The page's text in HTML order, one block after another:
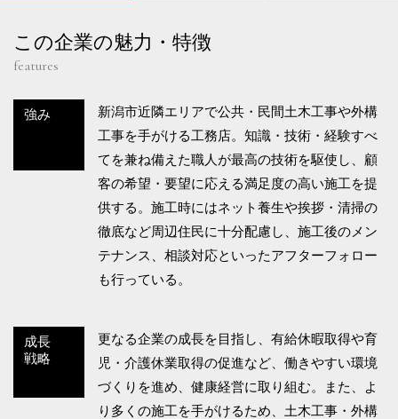
この企業の魅力・特徴
features
強み
新潟市近隣エリアで公共・民間土木工事や外構
工事を手がける工務店。知識・技術・経験すべ
てを兼ね備えた職人が最高の技術を駆使し、顧
客の希望・要望に応える満足度の高い施工を提
供する。施工時にはネット養生や挨拶・清掃の
徹底など周辺住民に十分配慮し、施工後のメン
テナンス、相談対応といったアフターフォロー
も行っている。
成長
戦略
更なる企業の成長を目指し、有給休暇取得や育
児・介護休業取得の促進など、働きやすい環境
づくりを進め、健康経営に取り組む。また、よ
り多くの施工を手がけるため、土木工事・外構